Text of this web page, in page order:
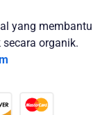
yang membantu
organik.